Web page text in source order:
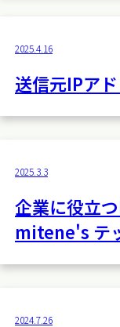
2025.4.16
送信元IPア
2025.3.3
企業に役立
mitene's テ
2024.7.26